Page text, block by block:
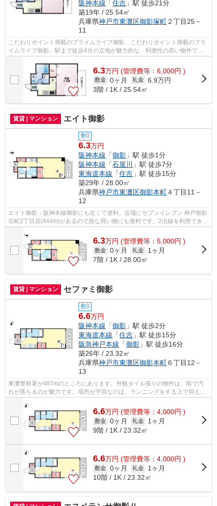
阪神本線 「住吉 」駅 徒歩21分
築19年 / 25.54㎡
兵庫県神戸市東灘区御影塚町２丁目25－
11
こだわりポイント満載のプライムライフ御影。こだわりポイント満載のプラ
イムライフ御影。駅まで徒歩4分の立地が魅力的な、利便性の高い物件で
6.3万円 (管理費等：6,000円 )
敷金 0ヶ月 礼金 6.9万円
3階 / 1K / 25.54㎡
賃貸 | マンション エイト御影
敷0
6.3万円
阪神本線 「御影 」駅 徒歩1分
阪神本線 「石屋川
」駅 徒歩7分
東海道本線 「住吉 」駅 徒歩15分
築29年 / 28.00㎡
兵庫県神戸市東灘区御影本町４丁目11－
12
エイト御影：阪神本線御影にも近くて便利。近場にセブンイレブン 神戸御影
石町2丁目店(444m)があるので急な買い物にも便利です。2沿線を利用できま
すので、電車通勤の方に是非ご検討頂...
6.3万円 (管理費等：5,000円 )
敷金 0ヶ月 礼金
1ヶ月
7階 / 1K / 28.00㎡
賃貸 | マンション セファミ御影
敷0
6.6万円
阪神本線 「御影 」駅 徒歩2分
東海道本線 「住吉 」駅 徒歩15分
阪急神戸本線 「御影 」駅 徒歩16分
築26年 / 23.32㎡
兵庫県神戸市東灘区御影本町６丁目12－
13
東灘警察署が487mのところにあります。外観タイル張りの物件は、雨で汚
れが落ちるのが魅力です。場所が平坦なのは、ランニングをする上で抑えた
いポイントですね。多くの方にご好評を...
6.6万円 (管理費等：4,000円 )
敷金 0ヶ月 礼金
1ヶ月
9階 / 1K / 23.32㎡
6.6万円 (管理費等：4,000円 )
敷金 0ヶ月 礼金
1ヶ月
10階 / 1K / 23.32㎡